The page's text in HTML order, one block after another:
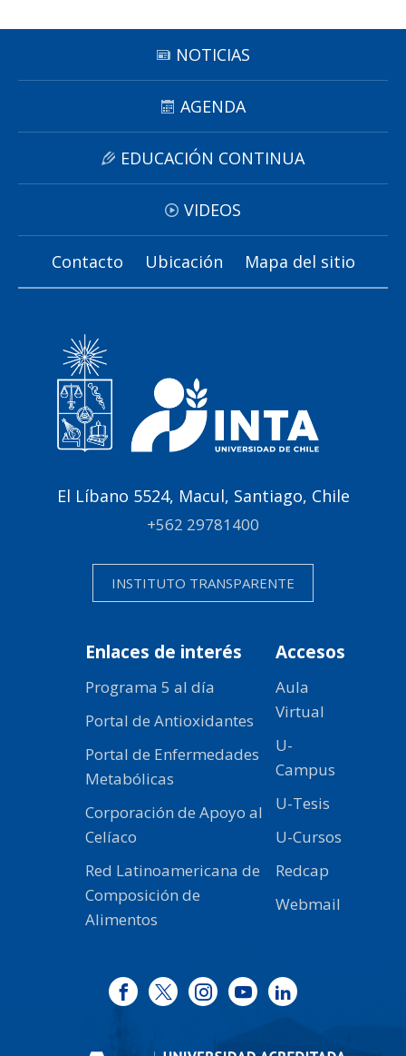
NOTICIAS
AGENDA
EDUCACIÓN CONTINUA
VIDEOS
Contacto Ubicación Mapa del sitio
El Líbano 5524, Macul, Santiago, Chile
+562 29781400
INSTITUTO TRANSPARENTE
Enlaces de interés
Programa 5 al día
Portal de Antioxidantes
Portal de Enfermedades
Metabólicas
Corporación de Apoyo al
Celíaco
Red Latinoamericana de
Composición de
Alimentos
Accesos
Aula
Virtual
U-
Campus
U-Tesis
U-Cursos
Redcap
Webmail